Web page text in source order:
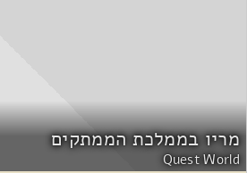
מריו בממלכת הממתקים
Quest World